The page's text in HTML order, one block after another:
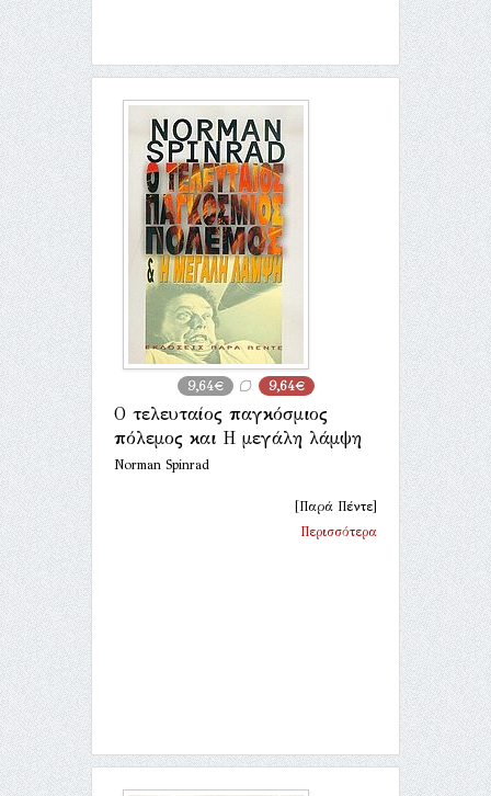
9,64€ 9,64€
Ο τελευταίος παγκόσμιος
πόλεμος και Η μεγάλη λάμψη
Norman Spinrad
[Παρά Πέντε]
Περισσότερα